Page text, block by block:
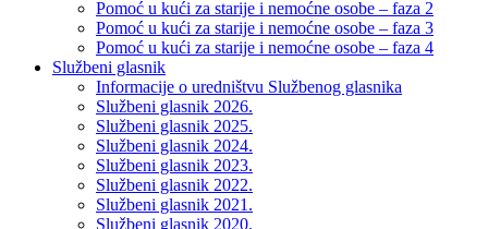
Pomoć u kući za starije i nemoćne osobe – faza 2
Pomoć u kući za starije i nemoćne osobe – faza 3
Pomoć u kući za starije i nemoćne osobe – faza 4
Službeni glasnik
Informacije o uredništvu Službenog glasnika
Službeni glasnik 2026.
Službeni glasnik 2025.
Službeni glasnik 2024.
Službeni glasnik 2023.
Službeni glasnik 2022.
Službeni glasnik 2021.
Službeni glasnik 2020.